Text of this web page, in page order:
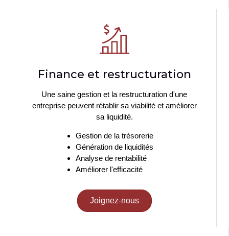
Finance et restructuration
Une saine gestion et la restructuration d'une
entreprise peuvent rétablir sa viabilité et améliorer
sa liquidité.
Gestion de la trésorerie
Génération de liquidités
Analyse de rentabilité
Améliorer l'efficacité
Joignez-nous